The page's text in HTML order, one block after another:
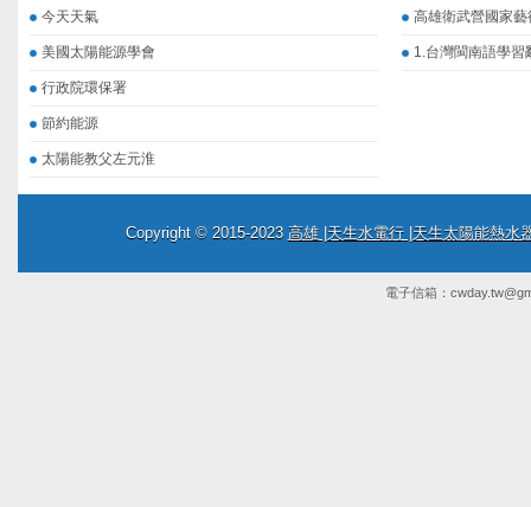
今天天氣
美國太陽能源學會
行政院環保署
節約能源
太陽能教父左元淮
高雄衛武營國家藝
1.台灣閩南語學習
Copyright © 2015-2023 高雄 |天生水電行 |天生太陽能熱水
電子信箱：